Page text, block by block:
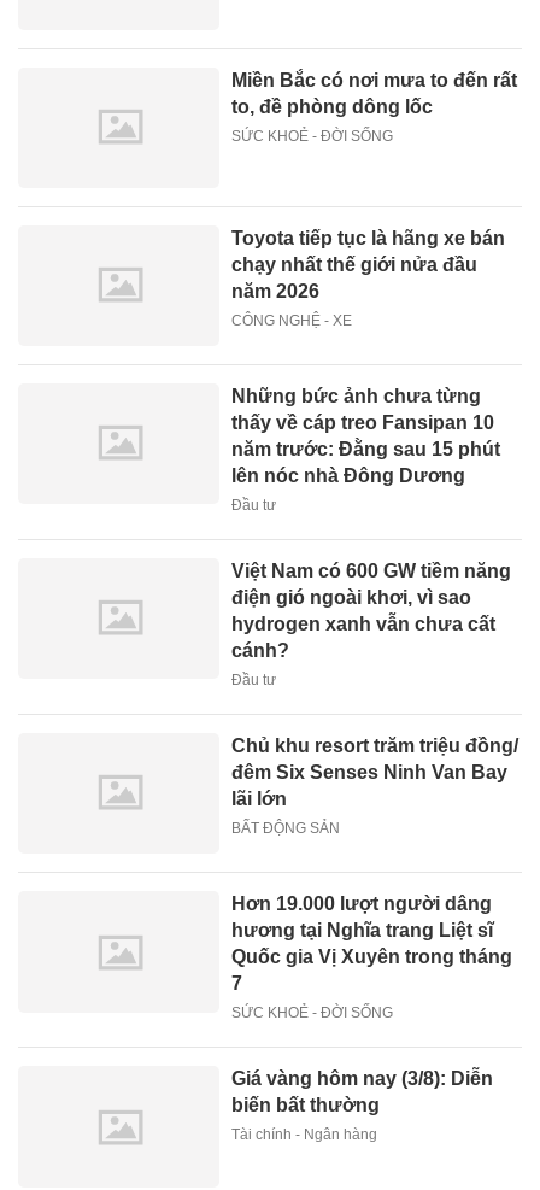
Miền Bắc có nơi mưa to đến rất
to, đề phòng dông lốc
SỨC KHOẺ - ĐỜI SỐNG
Toyota tiếp tục là hãng xe bán
chạy nhất thế giới nửa đầu
năm 2026
CÔNG NGHỆ - XE
Những bức ảnh chưa từng
thấy về cáp treo Fansipan 10
năm trước: Đằng sau 15 phút
lên nóc nhà Đông Dương
Đầu tư
Việt Nam có 600 GW tiềm năng
điện gió ngoài khơi, vì sao
hydrogen xanh vẫn chưa cất
cánh?
Đầu tư
Chủ khu resort trăm triệu đồng/
đêm Six Senses Ninh Van Bay
lãi lớn
BẤT ĐỘNG SẢN
Hơn 19.000 lượt người dâng
hương tại Nghĩa trang Liệt sĩ
Quốc gia Vị Xuyên trong tháng
7
SỨC KHOẺ - ĐỜI SỐNG
Giá vàng hôm nay (3/8): Diễn
biến bất thường
Tài chính - Ngân hàng